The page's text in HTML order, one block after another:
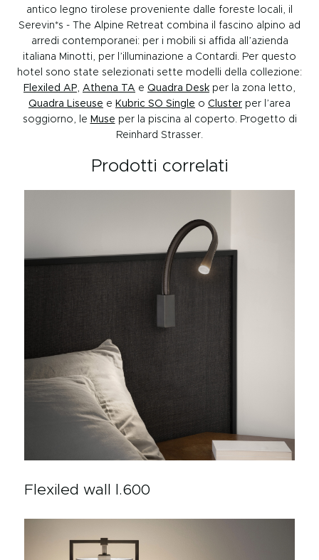
antico legno tirolese proveniente dalle foreste locali, il
Serevin*s - The Alpine Retreat combina il fascino alpino ad
arredi contemporanei: per i mobili si affida all’azienda
italiana Minotti, per l’illuminazione a Contardi. Per questo
hotel sono state selezionati sette modelli della collezione:
Flexiled AP, Athena TA e Quadra Desk per la zona letto,
Quadra Liseuse e Kubric SO Single o Cluster per l’area
soggiorno, le Muse per la piscina al coperto. Progetto di
Reinhard Strasser.
Prodotti correlati
Flexiled wall l.600